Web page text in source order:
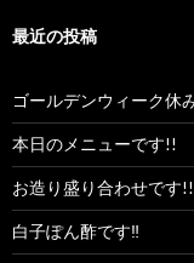
最近の投稿
ゴールデンウィーク休
本日のメニューです!!
お造り盛り合わせです!!
白子ぽん酢です‼︎